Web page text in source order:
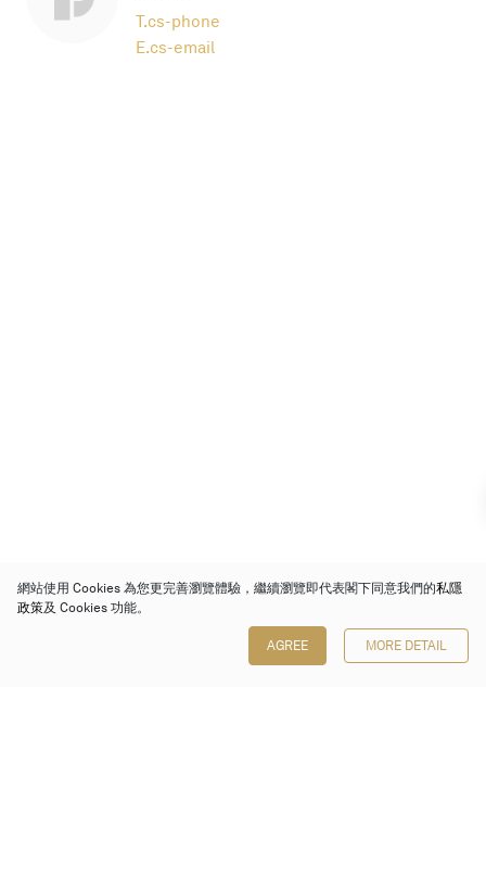
T.cs-phone
E.cs-email
網站使用 Cookies 為您更完善瀏覽體驗，繼續瀏覽即代表閣下同意我們的私隱
政策及 Cookies 功能。
AGREE MORE DETAIL